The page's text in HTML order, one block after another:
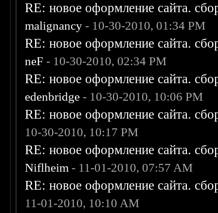
RE: новое оформление сайта.
malignancy - 10-30-2010, 01:34 PM
RE: новое оформление сайта.
neF - 10-30-2010, 02:34 PM
RE: новое оформление сайта.
edenbridge - 10-30-2010, 10:06 PM
RE: новое оформление сайта.
10-30-2010, 10:17 PM
RE: новое оформление сайта.
Niflheim - 11-01-2010, 07:57 AM
RE: новое оформление сайта.
11-01-2010, 10:10 AM